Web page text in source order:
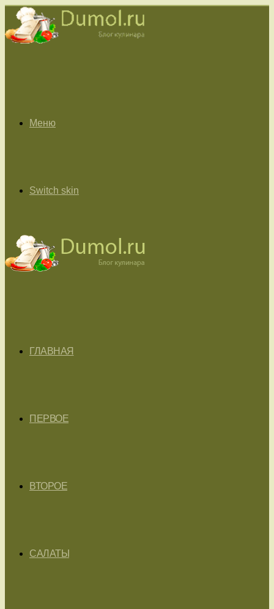
Меню
Switch skin
ГЛАВНАЯ
ПЕРВОЕ
ВТОРОЕ
САЛАТЫ